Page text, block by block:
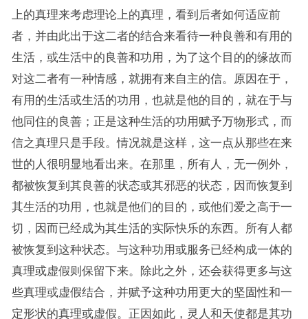
上的真理来考虑理论上的真理，看到后者如何适应前
者，并由此出于这二者的结合来看待一种良善和有用的
生活，或生活中的良善和功用，为了这个目的的缘故而
对这二者有一种情感，就拥有来自主的信。原因在于，
有用的生活或生活的功用，也就是他的目的，就在于与
他同住的良善；正是这种生活的功用赋予万物形式，而
信之真理只是手段。情况就是这样，这一点从那些在来
世的人很明显地看出来。在那里，所有人，无一例外，
都被恢复到其良善的状态或其邪恶的状态，因而恢复到
其生活的功用，也就是他们的目的，或他们爱之高于一
切，因而已经成为其生活的实际快乐的东西。所有人都
被恢复到这种状态。与这种功用或服务已经构成一体的
真理或虚假则保留下来。除此之外，还会获得更多与这
些真理或虚假结合，并赋予这种功用更大的坚固性和一
定形状的真理或虚假。正因如此，灵人和天使都是其功